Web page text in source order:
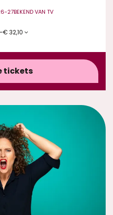
27BEKEND VAN TV
32,10
tickets